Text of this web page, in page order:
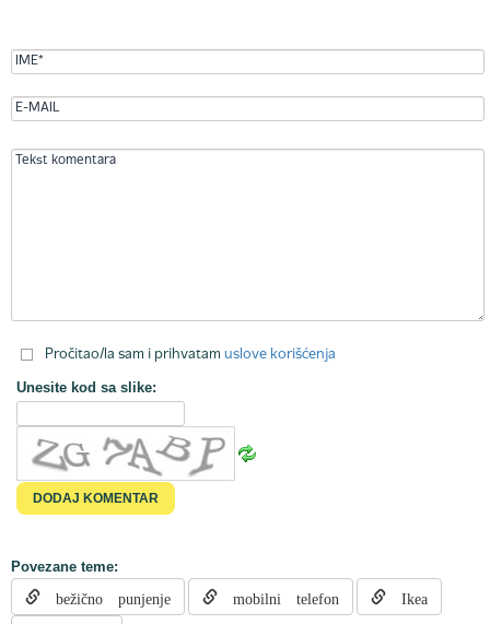
Pročitao/la sam i prihvatam uslove korišćenja
Unesite kod sa slike:
Povezane teme:
bežično punjenje mobilni telefon Ikea